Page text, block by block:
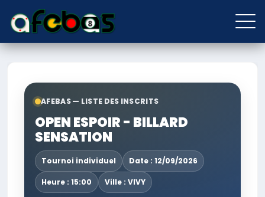
AFEBAS — LISTE DES INSCRITS
OPEN ESPOIR - BILLARD
SENSATION
Tournoi individuel Date : 12/09/2026
Heure : 15:00 Ville : VIVY